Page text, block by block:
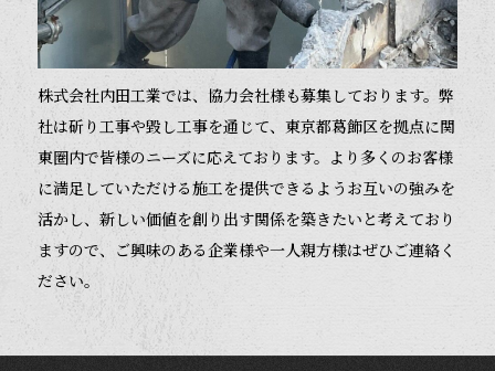
株式会社内田工業では、協力会社様も募集しております。弊
社は斫り工事や毀し工事を通じて、東京都葛飾区を拠点に関
東圏内で皆様のニーズに応えております。より多くのお客様
に満足していただける施工を提供できるようお互いの強みを
活かし、新しい価値を創り出す関係を築きたいと考えており
ますので、ご興味のある企業様や一人親方様はぜひご連絡く
ださい。